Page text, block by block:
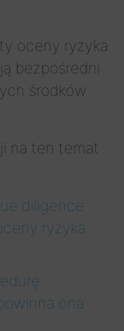
oceny ryzyka
bezpośredni
środków
na ten temat
diligence
ryzyka
ona